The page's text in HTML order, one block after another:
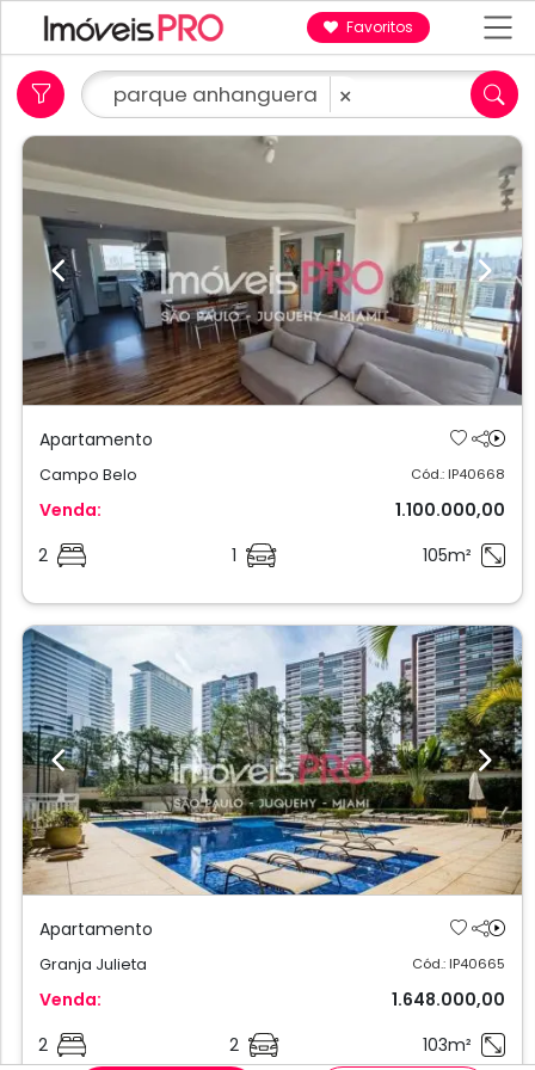
Favoritos
parque anhanguera ×
Previous Next
Apartamento
Campo Belo Cód.: IP40668
Venda:
1.100.000,00
2
1 105m²
Previous Next
Apartamento
Granja Julieta Cód.: IP40665
Venda:
1.648.000,00
2
2 103m²